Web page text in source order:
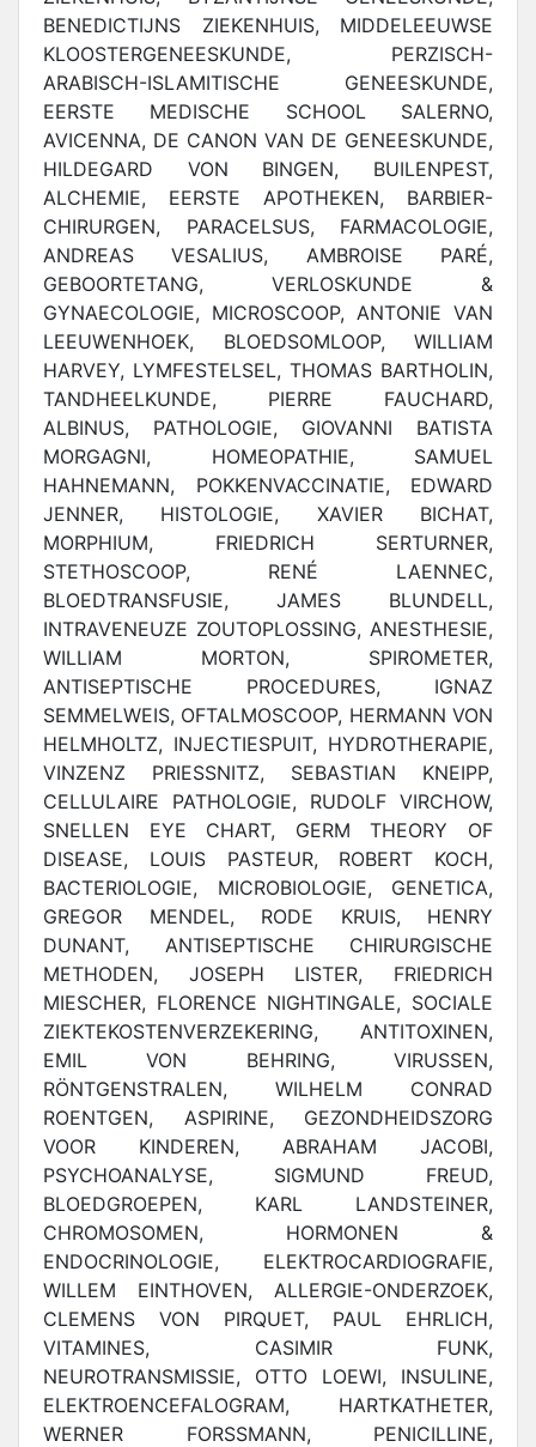
BENEDICTIJNS ZIEKENHUIS, MIDDELEEUWSE
KLOOSTERGENEESKUNDE, PERZISCH-
ARABISCH-ISLAMITISCHE GENEESKUNDE,
EERSTE MEDISCHE SCHOOL SALERNO,
AVICENNA, DE CANON VAN DE GENEESKUNDE,
HILDEGARD VON BINGEN, BUILENPEST,
ALCHEMIE, EERSTE APOTHEKEN, BARBIER-
CHIRURGEN, PARACELSUS, FARMACOLOGIE,
ANDREAS VESALIUS, AMBROISE PARÉ,
GEBOORTETANG, VERLOSKUNDE &
GYNAECOLOGIE, MICROSCOOP, ANTONIE VAN
LEEUWENHOEK, BLOEDSOMLOOP, WILLIAM
HARVEY, LYMFESTELSEL, THOMAS BARTHOLIN,
TANDHEELKUNDE, PIERRE FAUCHARD,
ALBINUS, PATHOLOGIE, GIOVANNI BATISTA
MORGAGNI, HOMEOPATHIE, SAMUEL
HAHNEMANN, POKKENVACCINATIE, EDWARD
JENNER, HISTOLOGIE, XAVIER BICHAT,
MORPHIUM, FRIEDRICH SERTURNER,
STETHOSCOOP, RENÉ LAENNEC,
BLOEDTRANSFUSIE, JAMES BLUNDELL,
INTRAVENEUZE ZOUTOPLOSSING, ANESTHESIE,
WILLIAM MORTON, SPIROMETER,
ANTISEPTISCHE PROCEDURES, IGNAZ
SEMMELWEIS, OFTALMOSCOOP, HERMANN VON
HELMHOLTZ, INJECTIESPUIT, HYDROTHERAPIE,
VINZENZ PRIESSNITZ, SEBASTIAN KNEIPP,
CELLULAIRE PATHOLOGIE, RUDOLF VIRCHOW,
SNELLEN EYE CHART, GERM THEORY OF
DISEASE, LOUIS PASTEUR, ROBERT KOCH,
BACTERIOLOGIE, MICROBIOLOGIE, GENETICA,
GREGOR MENDEL, RODE KRUIS, HENRY
DUNANT, ANTISEPTISCHE CHIRURGISCHE
METHODEN, JOSEPH LISTER, FRIEDRICH
MIESCHER, FLORENCE NIGHTINGALE, SOCIALE
ZIEKTEKOSTENVERZEKERING, ANTITOXINEN,
EMIL VON BEHRING, VIRUSSEN,
RÖNTGENSTRALEN, WILHELM CONRAD
ROENTGEN, ASPIRINE, GEZONDHEIDSZORG
VOOR KINDEREN, ABRAHAM JACOBI,
PSYCHOANALYSE, SIGMUND FREUD,
BLOEDGROEPEN, KARL LANDSTEINER,
CHROMOSOMEN, HORMONEN &
ENDOCRINOLOGIE, ELEKTROCARDIOGRAFIE,
WILLEM EINTHOVEN, ALLERGIE-ONDERZOEK,
CLEMENS VON PIRQUET, PAUL EHRLICH,
VITAMINES, CASIMIR FUNK,
NEUROTRANSMISSIE, OTTO LOEWI, INSULINE,
ELEKTROENCEFALOGRAM, HARTKATHETER,
WERNER FORSSMANN, PENICILLINE,